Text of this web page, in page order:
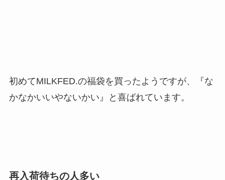
初めてMILKFED.の福袋を買ったようですが、『な
かなかいいやないかい 』と喜ばれています。
再入荷待ちの人多い